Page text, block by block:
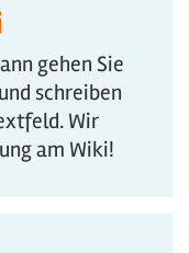
gehen Sie
schreiben
Wir
am Wiki!